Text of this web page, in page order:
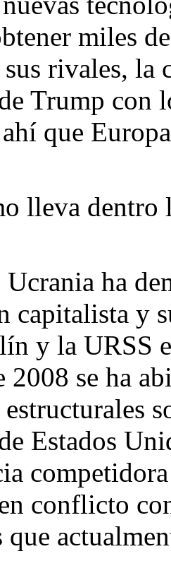
miles
sus rivales, la
Trump con
que
lleva dentro
ha
capitalista y
y la URSS
2008 se ha
estructurales
Estados
conflicto
que